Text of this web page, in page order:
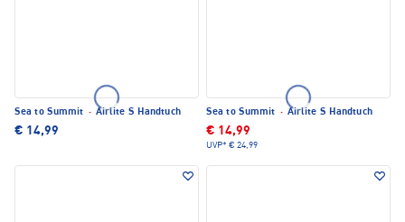
Sea to Summit · Airlite S Handtuch
€ 14,99
Sea to Summit · Airlite S Handtuch
€ 14,99
UVP* € 24,99